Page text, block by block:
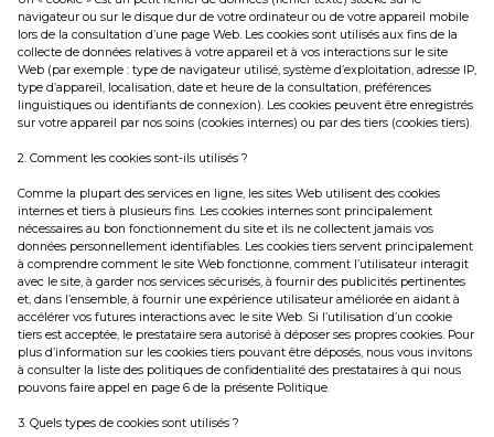
vacances
Notre
équipe
Contactez-
nous
navigateur ou sur le disque dur de votre ordinateur ou de votre appareil mobile
lors de la consultation d’une page Web. Les cookies sont utilisés aux fins de la
collecte de données relatives à votre appareil et à vos interactions sur le site
Web (par exemple : type de navigateur utilisé, système d’exploitation, adresse IP,
type d’appareil, localisation, date et heure de la consultation, préférences
linguistiques ou identifiants de connexion). Les cookies peuvent être enregistrés
sur votre appareil par nos soins (cookies internes) ou par des tiers (cookies tiers).
2. Comment les cookies sont-ils utilisés ?
Comme la plupart des services en ligne, les sites Web utilisent des cookies
internes et tiers à plusieurs fins. Les cookies internes sont principalement
nécessaires au bon fonctionnement du site et ils ne collectent jamais vos
données personnellement identifiables. Les cookies tiers servent principalement
à comprendre comment le site Web fonctionne, comment l’utilisateur interagit
avec le site, à garder nos services sécurisés, à fournir des publicités pertinentes
et, dans l’ensemble, à fournir une expérience utilisateur améliorée en aidant à
accélérer vos futures interactions avec le site Web. Si l’utilisation d’un cookie
tiers est acceptée, le prestataire sera autorisé à déposer ses propres cookies. Pour
plus d’information sur les cookies tiers pouvant être déposés, nous vous invitons
à consulter la liste des politiques de confidentialité des prestataires à qui nous
pouvons faire appel en page 6 de la présente Politique.
3. Quels types de cookies sont utilisés ?